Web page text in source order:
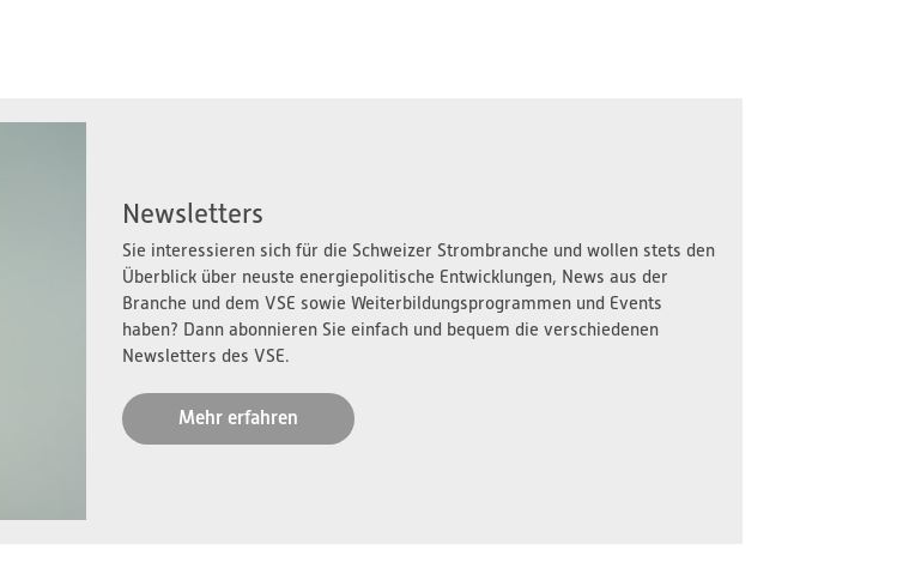
Newsletters
Sie interessieren sich für die Schweizer Strombranche und wollen stets den
Überblick über neuste energiepolitische Entwicklungen, News aus der
Branche und dem VSE sowie Weiterbildungsprogrammen und Events
haben? Dann abonnieren Sie einfach und bequem die verschiedenen
Newsletters des VSE.
Mehr erfahren